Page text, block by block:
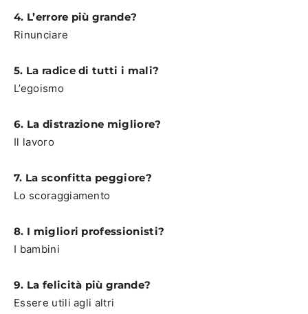
4. L’errore più grande?
Rinunciare
5. La radice di tutti i mali?
L’egoismo
6. La distrazione migliore?
Il lavoro
7. La sconfitta peggiore?
Lo scoraggiamento
8. I migliori professionisti?
I bambini
9. La felicità più grande?
Essere utili agli altri